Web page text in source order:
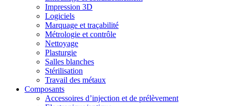
Impression 3D
Logiciels
Marquage et traçabilité
Métrologie et contrôle
Nettoyage
Plasturgie
Salles blanches
Stérilisation
Travail des métaux
Composants
Accessoires d’injection et de prélèvement